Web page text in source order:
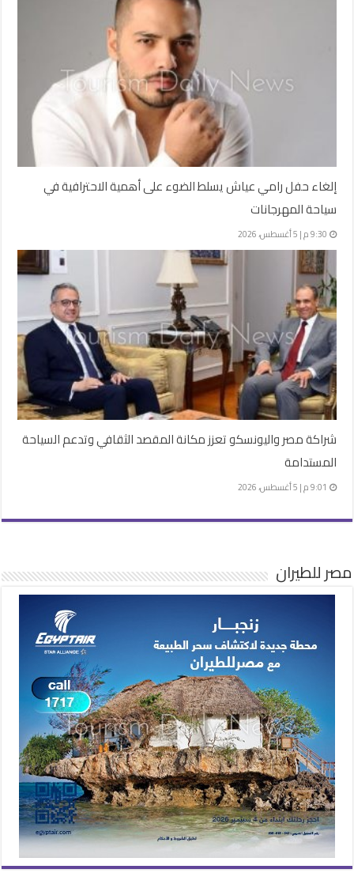
إلغاء حفل رامي عياش يسلط الضوء على أهمية الاحترافية في
سياحة المهرجانات
9:30 م | 5 أغسطس، 2026
شراكة مصر واليونسكو تعزز مكانة المقصد الثقافي وتدعم السياحة
المستدامة
9:01 م | 5 أغسطس، 2026
مصر للطيران